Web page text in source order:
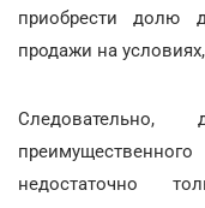
приобрести долю
продажи на
Следовательно,
недостаточно